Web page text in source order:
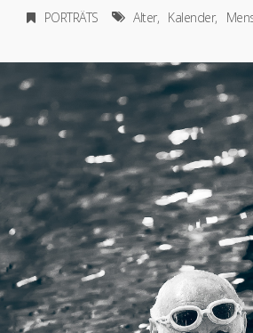
PORTRÄTS Alter Kalender